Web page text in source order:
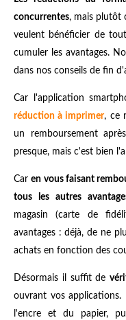
concurrentes, mais plutôt
veulent bénéficier de
cumuler les avantages.
dans nos conseils de fin
Car l'application
réduction à imprimer, ce
un remboursement
presque, mais c'est bien
Caren vous faisant
tous les autres
magasin (carte de
avantages : déjà, de ne
achats en fonction des
Désormais il suffit de
ouvrant vos applications.
l'encre et du papier,